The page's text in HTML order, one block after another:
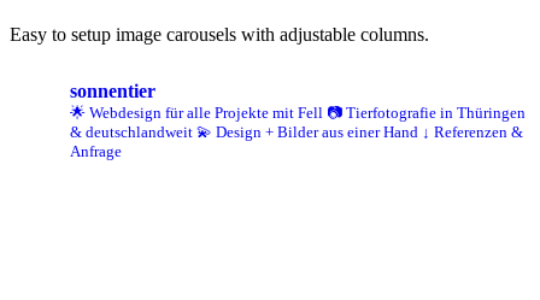
Easy to setup image carousels with adjustable columns.
sonnentier
🌟 Webdesign für alle Projekte mit Fell 📷 Tierfotografie in Thüringen
& deutschlandweit 💫 Design + Bilder aus einer Hand ↓ Referenzen &
Anfrage